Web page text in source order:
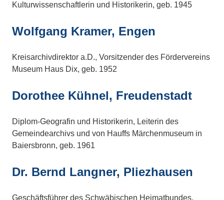
Kulturwissenschaftlerin und Historikerin, geb. 1945
Wolfgang Kramer, Engen
Kreisarchivdirektor a.D., Vorsitzender des Fördervereins
Museum Haus Dix, geb. 1952
Dorothee Kühnel, Freudenstadt
Diplom-Geografin und Historikerin, Leiterin des
Gemeindearchivs und von Hauffs Märchenmuseum in
Baiersbronn, geb. 1961
Dr. Bernd Langner, Pliezhausen
Geschäftsführer des Schwäbischen Heimatbundes,